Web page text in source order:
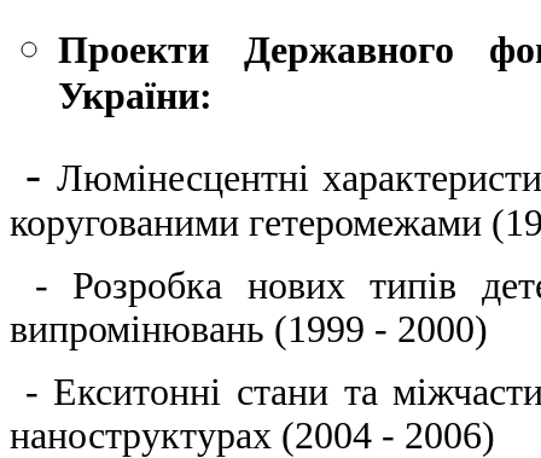
Проекти Державного
України:
- Люмінесцентні
коругованими гетеромежами
- Розробка нових типів
випромінювань (1999 - 2000)
- Екситонні стани та
наноструктурах (2004 - 2006)